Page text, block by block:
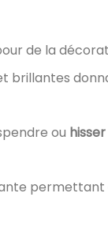
de la
brillantes
ou